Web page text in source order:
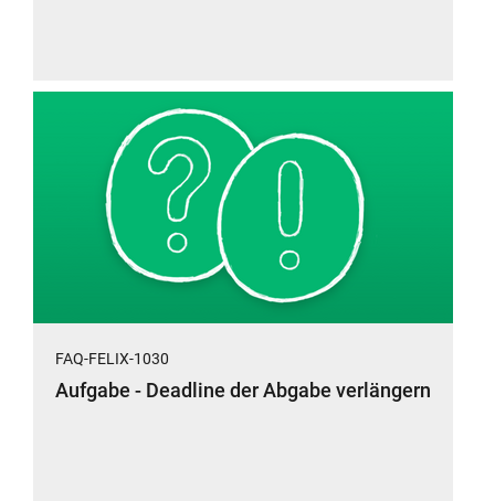
FAQ-FELIX-1030
Aufgabe - Deadline der Abgabe verlängern